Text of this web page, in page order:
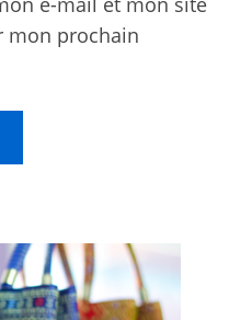
mon prochain